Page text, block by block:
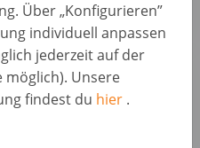
Über „Konfigurieren”
individuell anpassen
jederzeit auf der
möglich). Unsere
findest du hier .
- Hybrid in